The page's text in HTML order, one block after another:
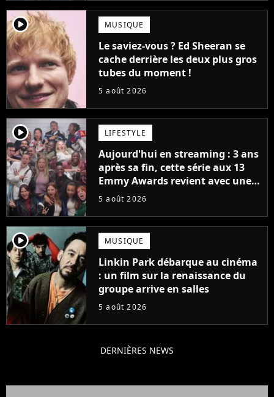
player2 MUSIQUE
Le saviez-vous ? Ed Sheeran se
cache derrière les deux plus gros
tubes du moment !
5 août 2026
player2 LIFESTYLE
Aujourd'hui en streaming : 3 ans
après sa fin, cette série aux 13
Emmy Awards revient avec une
suite... totalement différente
5 août 2026
player2 MUSIQUE
Linkin Park débarque au cinéma
: un film sur la renaissance du
groupe arrive en salles
5 août 2026
DERNIÈRES NEWS